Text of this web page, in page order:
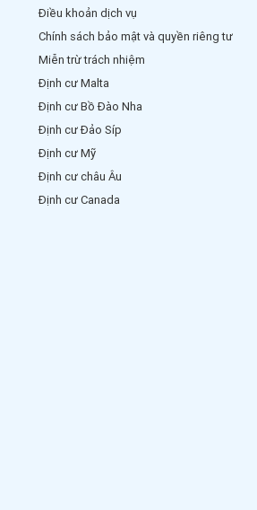
Điều khoản dịch vụ
Chính sách bảo mật và quyền riêng tư
Miễn trừ trách nhiệm
Định cư Malta
Định cư Bồ Đào Nha
Định cư Đảo Síp
Định cư Mỹ
Định cư châu Âu
Định cư Canada